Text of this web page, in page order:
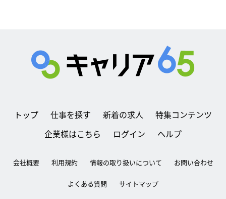
トップ 仕事を探す 新着の求人
特集コンテンツ
企業様はこちら
ログイン ヘルプ
会社概要 利用規約 情報の取り扱いについて お問い合わせ
よくある質問 サイトマップ